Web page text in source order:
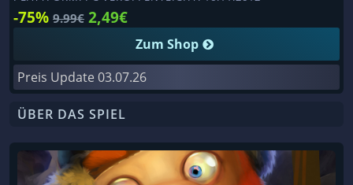
-75% 9.99€ 2,49€
Zum Shop
Preis Update 03.07.26
ÜBER DAS SPIEL